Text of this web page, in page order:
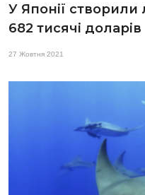
У Японії створили
682 тисячі доларів
27 Жовтня 2021